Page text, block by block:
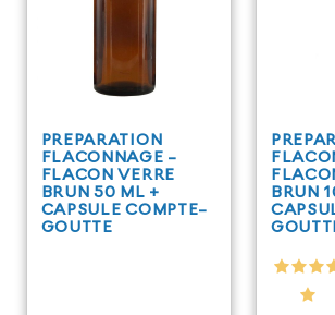
PREPARATION
FLACONNAGE -
FLACON VERRE
BRUN 50 ML +
CAPSULE COMPTE-
GOUTTE
BRUN